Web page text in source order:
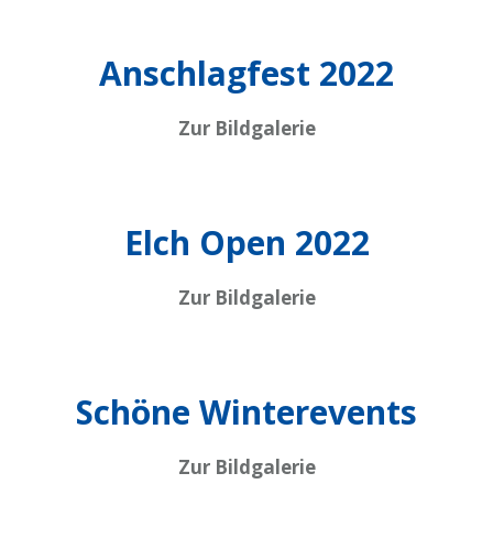
Anschlagfest 2022
Zur Bildgalerie
Elch Open 2022
Zur Bildgalerie
Schöne Winterevents
Zur Bildgalerie